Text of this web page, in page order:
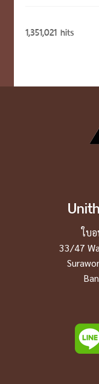
1,351,021 hits
ใบ
33/47